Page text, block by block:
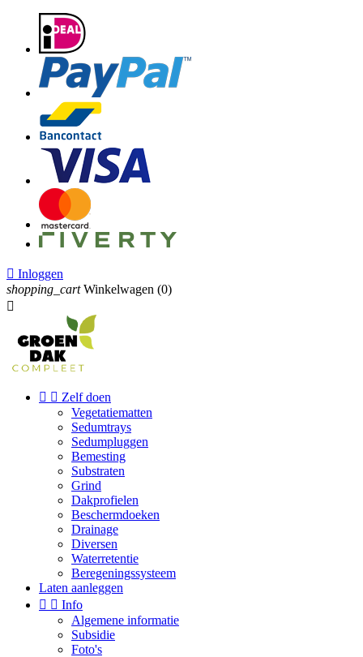
 Inloggen
shopping_cart Winkelwagen (0)

  Zelf doen
Vegetatiematten
Sedumtrays
Sedumpluggen
Bemesting
Substraten
Grind
Dakprofielen
Beschermdoeken
Drainage
Diversen
Waterretentie
Beregeningssysteem
Laten aanleggen
  Info
Algemene informatie
Subsidie
Foto's